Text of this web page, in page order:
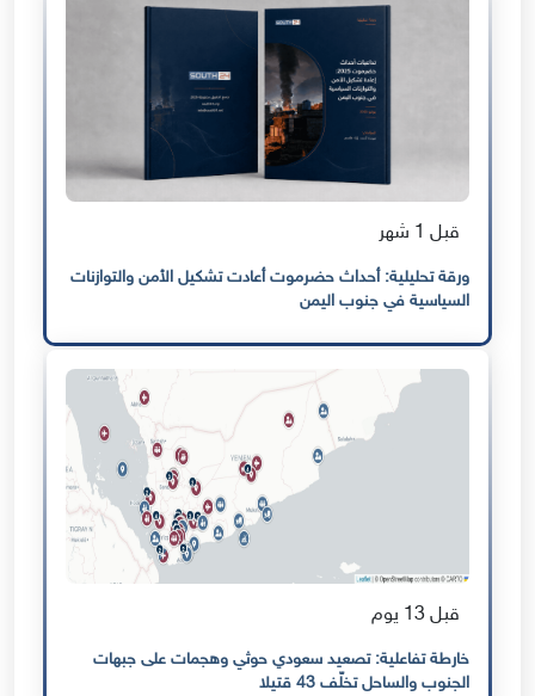
قبل 1 شهر
ورقة تحليلية: أحداث حضرموت أعادت تشكيل الأمن والتوازنات
السياسية في جنوب اليمن
قبل 13 يوم
خارطة تفاعلية: تصعيد سعودي حوثي وهجمات على جبهات
الجنوب والساحل تخلّف 43 قتيلا